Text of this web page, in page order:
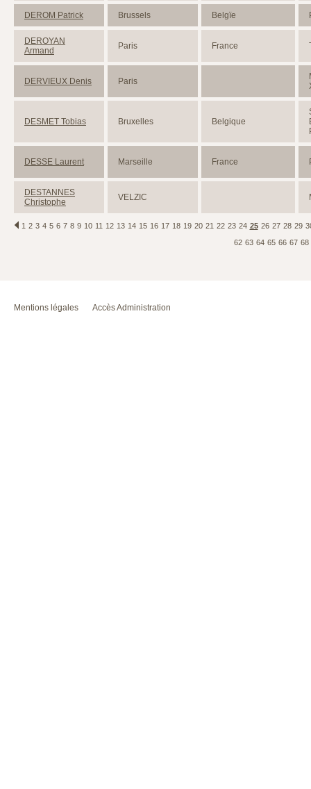
DEROM Patrick Brussels Belgïe
DEROYAN
Armand
Paris France
DERVIEUX Denis Paris
DESMET Tobias Bruxelles Belgique
DESSE Laurent Marseille France
DESTANNES
Christophe
VELZIC
1 2 3 4 5 6 7 8 9 10 11 12 13 14 15 16 17 18 19 20 21 22 23 24 25 26 27 28 29
62 63 64 65 66 67 68
Mentions légales Accès Administration